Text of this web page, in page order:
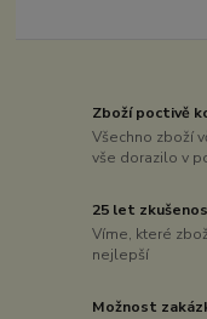
Zboží poctivě
Všechno zboží
vše dorazilo v
25 let
Víme, které
nejlepší
Možnost